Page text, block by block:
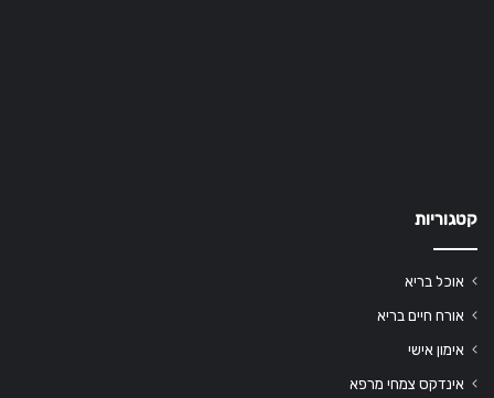
קטגוריות
אוכל בריא
אורח חיים בריא
אימון אישי
אינדקס צמחי מרפא